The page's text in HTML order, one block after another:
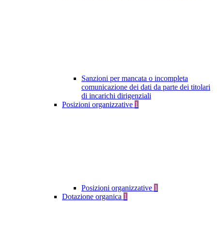
Sanzioni per mancata o incompleta
comunicazione dei dati da parte dei titolari
di incarichi dirigenziali
Posizioni organizzative 1
Posizioni organizzative 1
Dotazione organica 1